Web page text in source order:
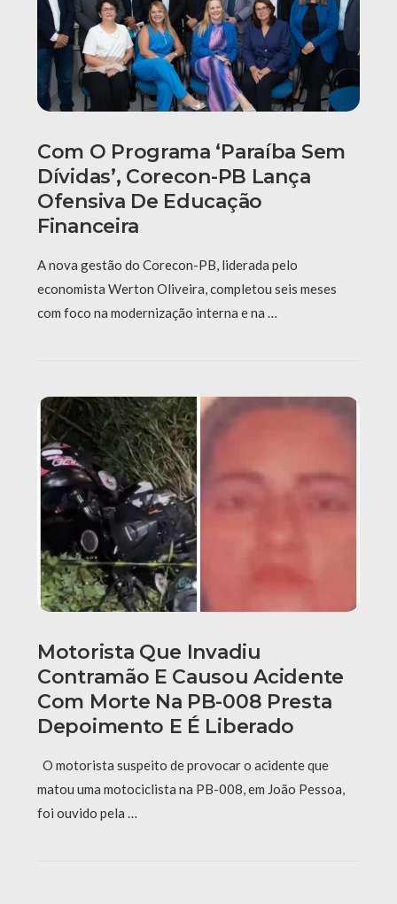
Com O Programa ‘Paraíba Sem
Dívidas’, Corecon-PB Lança
Ofensiva De Educação
Financeira
A nova gestão do Corecon-PB, liderada pelo
economista Werton Oliveira, completou seis meses
com foco na modernização interna e na …
Motorista Que Invadiu
Contramão E Causou Acidente
Com Morte Na PB-008 Presta
Depoimento E É Liberado
O motorista suspeito de provocar o acidente que
matou uma motociclista na PB-008, em João Pessoa,
foi ouvido pela …